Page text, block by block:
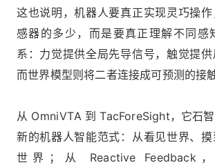
这也说明，机器人要真正实现灵巧操
感器的多少，而是要真正理解不同感
系：力觉提供全局先导信号，触觉提供
而世界模型则将二者连接成可预测的接
从 OmniVTA 到 TacForeSight，它石
新的机器人智能范式：从看见世界、
世界；从 Reactive Feedback